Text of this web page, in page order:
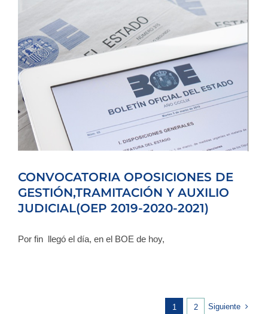
CONVOCATORIA OPOSICIONES DE
GESTIÓN,TRAMITACIÓN Y AUXILIO
JUDICIAL(OEP 2019-2020-2021)
Por fin llegó el día, en el BOE de hoy,
1 2 Siguiente